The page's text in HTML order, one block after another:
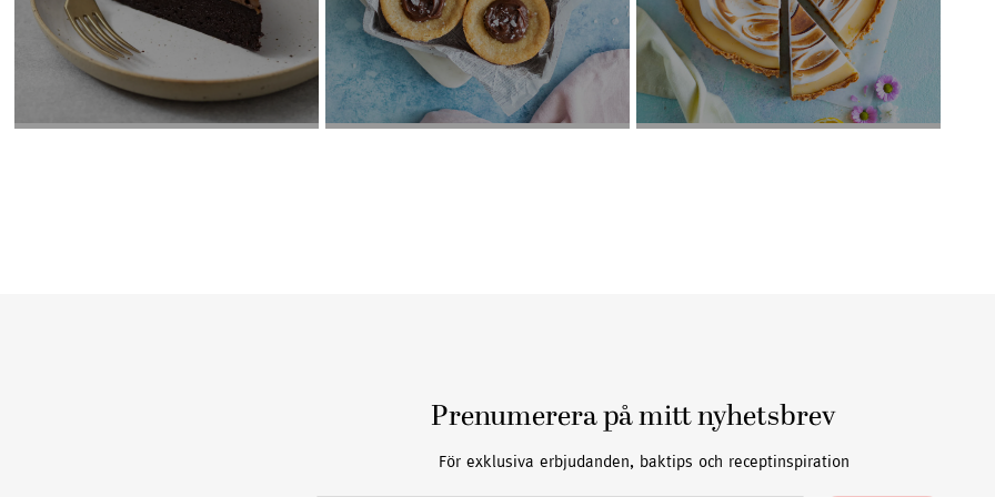
Prenumerera på mitt nyhetsbrev
För exklusiva erbjudanden, baktips och receptinspiration